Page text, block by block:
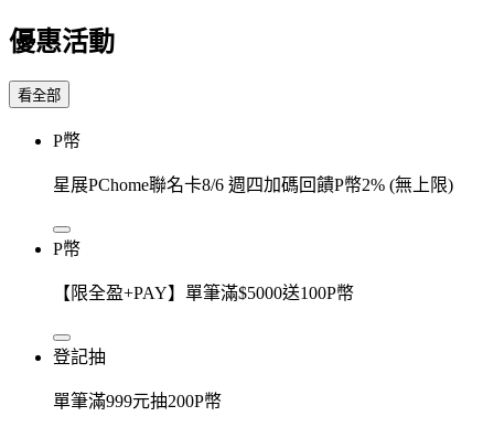
優惠活動
看全部
P幣
星展PChome聯名卡8/6 週四加碼回饋P幣2% (無上限)
P幣
【限全盈+PAY】單筆滿$5000送100P幣
登記抽
單筆滿999元抽200P幣